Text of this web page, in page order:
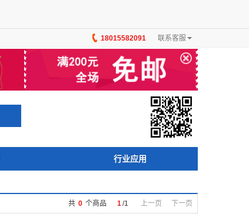
18015582091 联系客服
×
行业应用
共 0 个商品 1 /1 上一页 下一页